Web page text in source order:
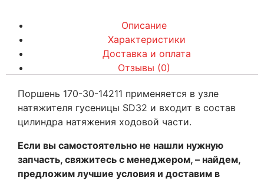
Описание
Характеристики
Доставка и оплата
Отзывы (0)
Поршень 170-30-14211 применяется в узле
натяжителя гусеницы SD32 и входит в состав
цилиндра натяжения ходовой части.
Если вы самостоятельно не нашли нужную
запчасть, свяжитесь с менеджером, – найдем,
предложим лучшие условия и доставим в